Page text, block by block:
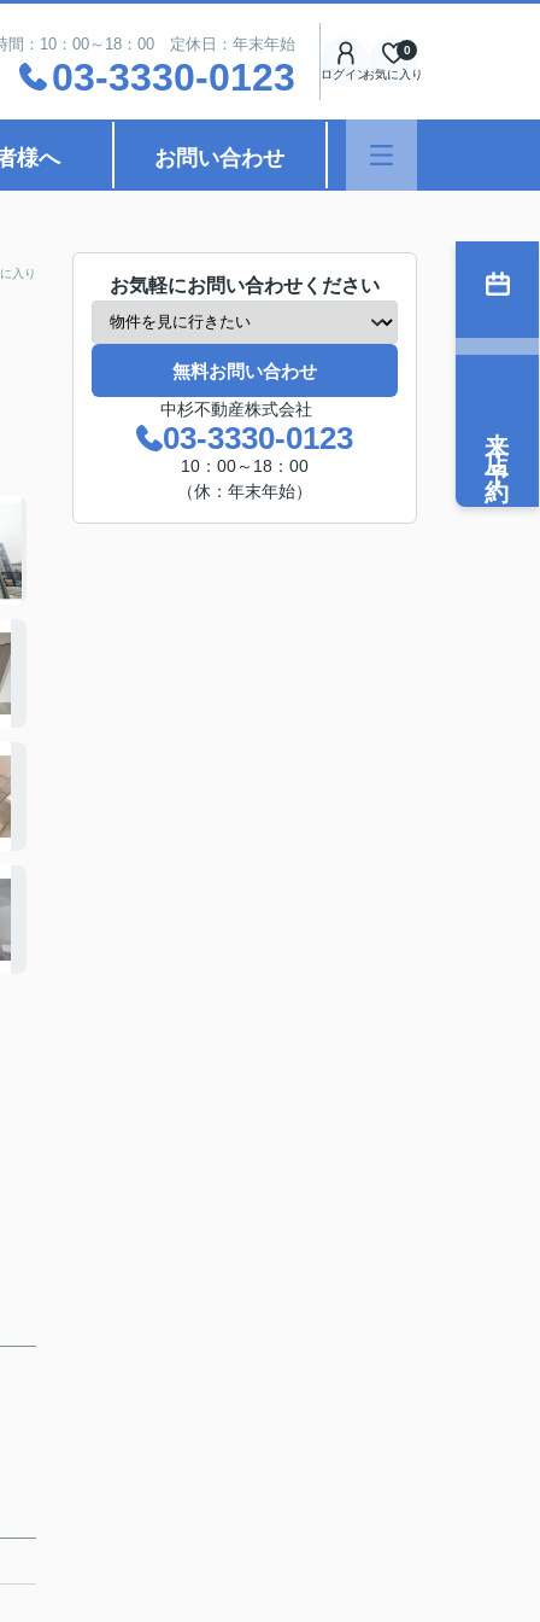
間：10：00～18：00 定休日：年末年始
03-3330-0123 ログインお気に入り
0
様へ お問い合わせ
入り
お気軽にお問い合わせください
無料お問い合わせ
中杉不動産株式会社
03-3330-0123
10：00～18：00
（休：年末年始）
来店予約